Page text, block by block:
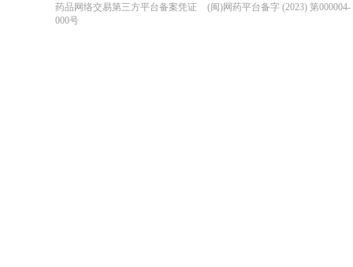
药品网络交易第三方平台备案凭证
(闽)网药平台备字 (2023) 第000004-
000号